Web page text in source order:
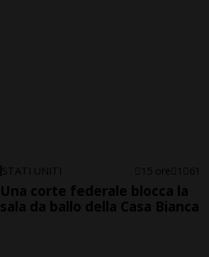
STATI UNITI 15 ore 1 61
Una corte federale blocca la
sala da ballo della Casa Bianca